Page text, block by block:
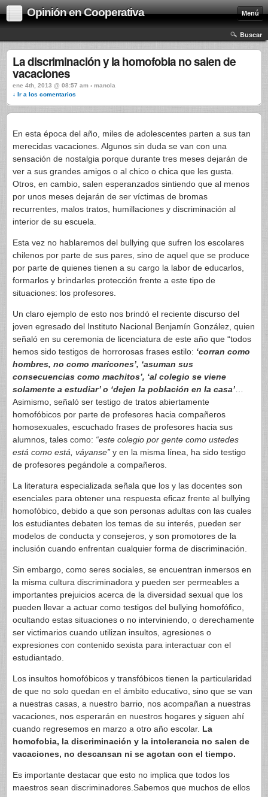
Opinión en Cooperativa Menú
Buscar
La discriminación y la homofobia no salen de
vacaciones
ene 4th, 2013 @ 08:57 am › manola
↓ Ir a los comentarios
En esta época del año, miles de adolescentes parten a sus tan
merecidas vacaciones. Algunos sin duda se van con una
sensación de nostalgia porque durante tres meses dejarán de
ver a sus grandes amigos o al chico o chica que les gusta.
Otros, en cambio, salen esperanzados sintiendo que al menos
por unos meses dejarán de ser víctimas de bromas
recurrentes, malos tratos, humillaciones y discriminación al
interior de su escuela.
Esta vez no hablaremos del bullying que sufren los escolares
chilenos por parte de sus pares, sino de aquel que se produce
por parte de quienes tienen a su cargo la labor de educarlos,
formarlos y brindarles protección frente a este tipo de
situaciones: los profesores.
Un claro ejemplo de esto nos brindó el reciente discurso del
joven egresado del Instituto Nacional Benjamín González, quien
señaló en su ceremonia de licenciatura de este año que “todos
hemos sido testigos de horrorosas frases estilo: ‘corran como
hombres, no como maricones’, ‘asuman sus
consecuencias como machitos’, ‘al colegio se viene
solamente a estudiar’ o ‘dejen la población en la casa’
Asimismo, señaló ser testigo de tratos abiertamente
homofóbicos por parte de profesores hacia compañeros
homosexuales, escuchado frases de profesores hacia sus
alumnos, tales como: “este colegio por gente como ustedes
está como está, váyanse” y en la misma línea, ha sido testigo
de profesores pegándole a compañeros.
La literatura especializada señala que los y las docentes son
esenciales para obtener una respuesta eficaz frente al bullying
homofóbico, debido a que son personas adultas con las cuales
los estudiantes debaten los temas de su interés, pueden ser
modelos de conducta y consejeros, y son promotores de la
inclusión cuando enfrentan cualquier forma de discriminación.
Sin embargo, como seres sociales, se encuentran inmersos en
la misma cultura discriminadora y pueden ser permeables a
importantes prejuicios acerca de la diversidad sexual que los
pueden llevar a actuar como testigos del bullying homofófico,
ocultando estas situaciones o no interviniendo, o derechamente
ser victimarios cuando utilizan insultos, agresiones o
expresiones con contenido sexista para interactuar con el
estudiantado.
Los insultos homofóbicos y transfóbicos tienen la particularidad
de que no solo quedan en el ámbito educativo, sino que se van
a nuestras casas, a nuestro barrio, nos acompañan a nuestras
vacaciones, nos esperarán en nuestros hogares y siguen ahí
cuando regresemos en marzo a otro año escolar. La
homofobia, la discriminación y la intolerancia no salen de
vacaciones, no descansan ni se agotan con el tiempo.
Es importante destacar que esto no implica que todos los
maestros sean discriminadores.Sabemos que muchos de ellos